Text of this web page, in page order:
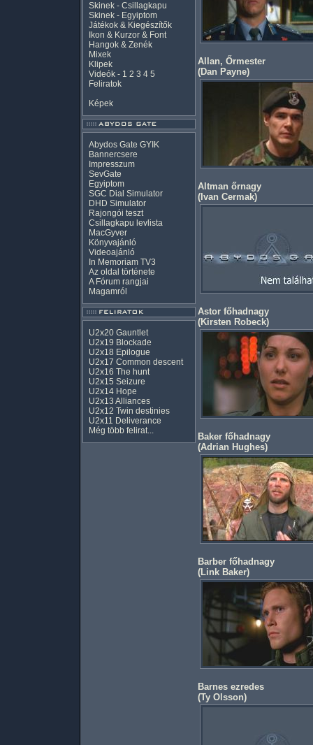
Skinek - Csillagkapu
Skinek - Egyiptom
Játékok & Kiegészítők
Ikon & Kurzor & Font
Hangok & Zenék
Mixek
Klipek
Videók - 1 2 3 4 5
Feliratok
Képek
Abydos Gate GYIK
Bannercsere
Impresszum
SevGate
Egyiptom
SGC Dial Simulator
DHD Simulator
Rajongói teszt
Csillagkapu levlista
MacGyver
Könyvajánló
Videoajánló
In Memoriam TV3
Az oldal története
A Fórum rangjai
Magamról
U2x20 Gauntlet
U2x19 Blockade
U2x18 Epilogue
U2x17 Common descent
U2x16 The hunt
U2x15 Seizure
U2x14 Hope
U2x13 Alliances
U2x12 Twin destinies
U2x11 Deliverance
Még több felirat...
Allan, Őrmester
(Dan Payne)
Altman őrnagy
( Ivan Cermak)
Astor főhadnagy
(Kirsten Robeck)
Baker főhadnagy
(Adrian Hughes)
Barber főhadnagy
(Link Baker)
Barnes ezredes
(Ty Olsson)